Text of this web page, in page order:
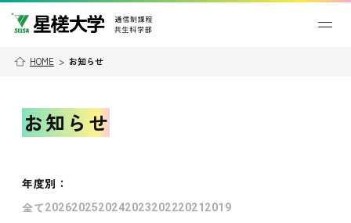
HOME > お知らせ
お知らせ
年度別 ：
全て202620252024202320222021 2019